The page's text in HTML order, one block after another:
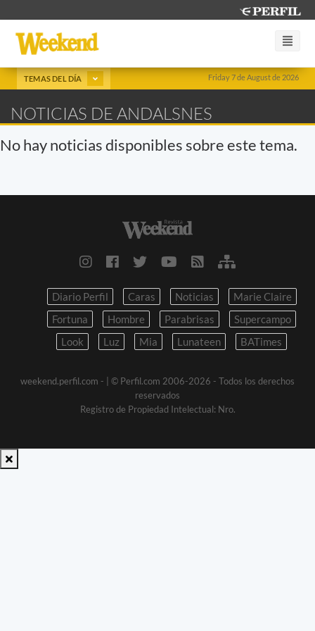
Friday 7 de August de 2026
TEMAS DEL DÍA
NOTICIAS DE ANDALSNES
No hay noticias disponibles sobre este tema.
Diario Perfil Caras Noticias
Marie Claire
Fortuna
Hombre Parabrisas
Supercampo
Look
Luz Mia Lunateen BATimes
weekend.perfil.com -
| © Perfil.com 2006-2026 - Todos los derechos
reservados
Registro de Propiedad Intelectual: Nro.